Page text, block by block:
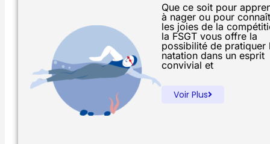
Que ce soit pour
à nager ou pour
les joies de la
la FSGT vous offre la
possibilité de pratiquer
natation dans un esprit
convivial et
Voir Plus